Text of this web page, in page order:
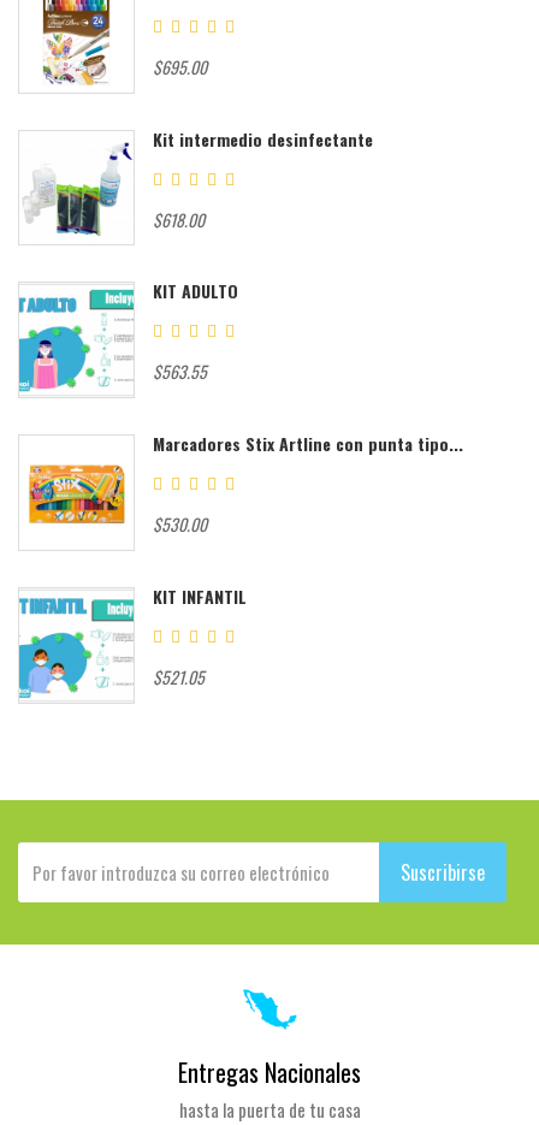
$695.00
Kit intermedio desinfectante
$618.00
KIT ADULTO
$563.55
Marcadores Stix Artline con punta tipo...
$530.00
KIT INFANTIL
$521.05
Suscribirse
Entregas Nacionales
hasta la puerta de tu casa